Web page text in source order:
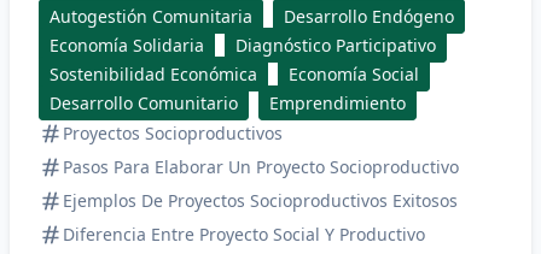
Autogestión Comunitaria
Desarrollo Endógeno
Economía Solidaria
Diagnóstico Participativo
Sostenibilidad Económica
Economía Social
Desarrollo Comunitario
Emprendimiento
Proyectos Socioproductivos
Pasos Para Elaborar Un Proyecto Socioproductivo
Ejemplos De Proyectos Socioproductivos Exitosos
Diferencia Entre Proyecto Social Y Productivo